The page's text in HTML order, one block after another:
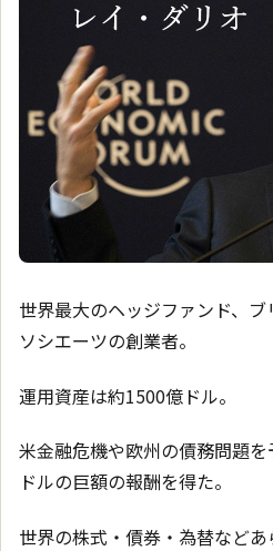
世界最大のヘッジファンド、
ソシエーツの創業者。
運用資産は約1500億ドル。
米金融危機や欧州の債務問題
ドルの巨額の報酬を得た。
世界の株式・債券・為替など